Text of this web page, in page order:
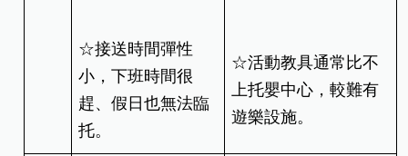
☆接送時間彈性
小，下班時間很
趕、假日也無法臨
托。
☆活動教具通常比不
上托嬰中心，較難有
遊樂設施。